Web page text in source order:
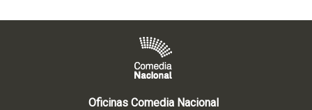
Oficinas Comedia Nacional